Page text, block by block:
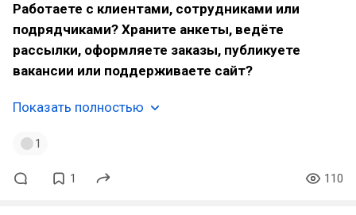
Работаете с клиентами, сотрудниками или
подрядчиками? Храните анкеты, ведёте
рассылки, оформляете заказы, публикуете
вакансии или поддерживаете сайт?
Показать полностью
1
1 110